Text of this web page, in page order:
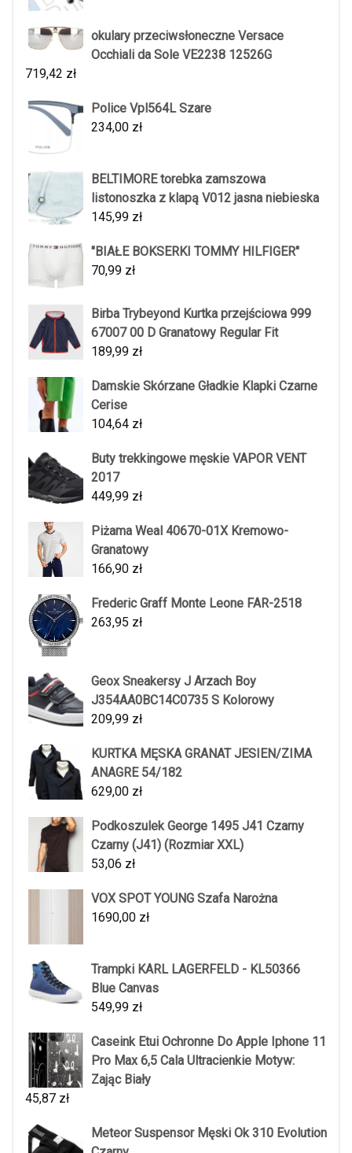
okulary przeciwsłoneczne Versace
Occhiali da Sole VE2238 12526G
719,42 zł
Police Vpl564L Szare
234,00 zł
BELTIMORE torebka zamszowa
listonoszka z klapą V012 jasna niebieska
145,99 zł
"BIAŁE BOKSERKI TOMMY HILFIGER"
70,99 zł
Birba Trybeyond Kurtka przejściowa 999
67007 00 D Granatowy Regular Fit
189,99 zł
Damskie Skórzane Gładkie Klapki Czarne
Cerise
104,64 zł
Buty trekkingowe męskie VAPOR VENT
2017
449,99 zł
Piżama Weal 40670-01X Kremowo-
Granatowy
166,90 zł
Frederic Graff Monte Leone FAR-2518
263,95 zł
Geox Sneakersy J Arzach Boy
J354AA0BC14C0735 S Kolorowy
209,99 zł
KURTKA MĘSKA GRANAT JESIEN/ZIMA
ANAGRE 54/182
629,00 zł
Podkoszulek George 1495 J41 Czarny
Czarny (J41) (Rozmiar XXL)
53,06 zł
VOX SPOT YOUNG Szafa Narożna
1690,00 zł
Trampki KARL LAGERFELD - KL50366
Blue Canvas
549,99 zł
Caseink Etui Ochronne Do Apple Iphone 11
Pro Max 6,5 Cala Ultracienkie Motyw:
Zając Biały
45,87 zł
Meteor Suspensor Męski Ok 310 Evolution